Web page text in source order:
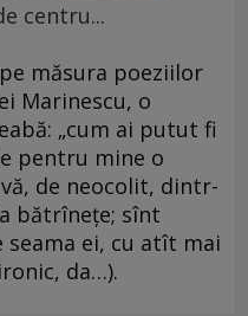
centru...
măsura poeziilor
Marinescu, o
„cum ai putut fi
pentru mine o
de neocolit, dintr-
bătrîneţe; sînt
seama ei, cu atît mai
da…).